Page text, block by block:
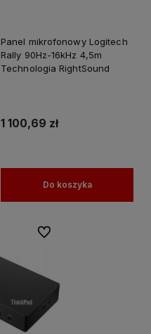
Panel mikrofonowy Logitech
Rally 90Hz-16kHz 4,5m
Technologia RightSound
1 100,69 zł
Do koszyka
Do ulubionych